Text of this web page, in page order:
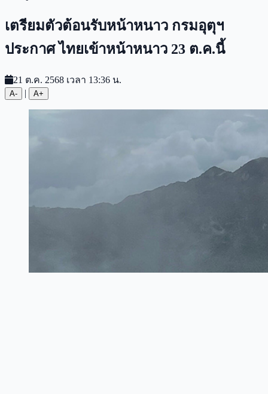
เตรียมตัวต้อนรับหน้าหนาว กรมอุตุฯ
ประกาศ ไทยเข้าหน้าหนาว 23 ต.ค.นี้
21 ต.ค. 2568 เวลา 13:36 น.
A- | A+